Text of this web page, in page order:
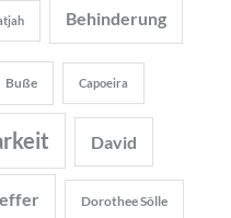
Behinderung
Buße Capoeira
David
Dorothee Sölle